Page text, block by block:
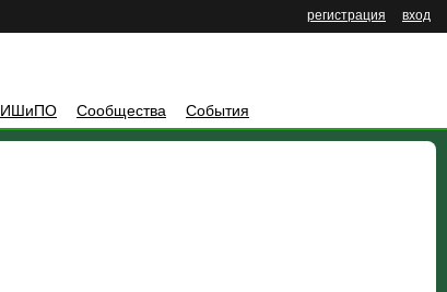
вход
регистрация
ИШиПО Сообщества События